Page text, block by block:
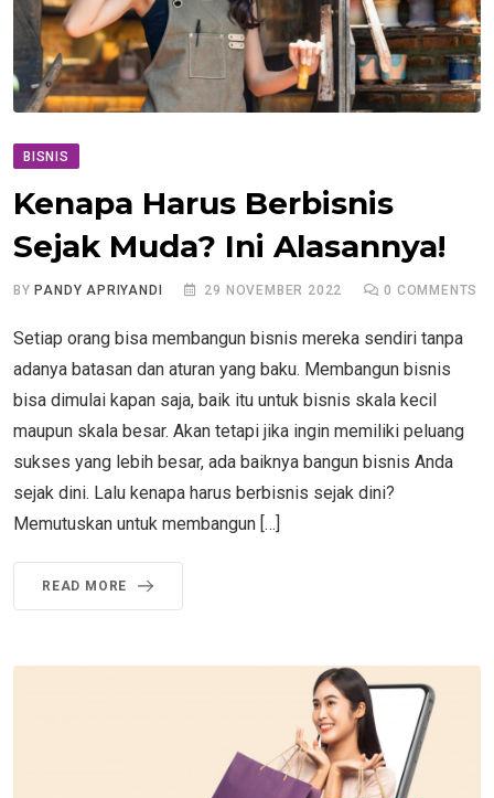
BISNIS
Kenapa Harus Berbisnis
Sejak Muda? Ini Alasannya!
BYPANDY APRIYANDI 29 NOVEMBER 2022 0 COMMENTS
Setiap orang bisa membangun bisnis mereka sendiri tanpa
adanya batasan dan aturan yang baku. Membangun bisnis
bisa dimulai kapan saja, baik itu untuk bisnis skala kecil
maupun skala besar. Akan tetapi jika ingin memiliki peluang
sukses yang lebih besar, ada baiknya bangun bisnis Anda
sejak dini. Lalu kenapa harus berbisnis sejak dini?
Memutuskan untuk membangun […]
READ MORE